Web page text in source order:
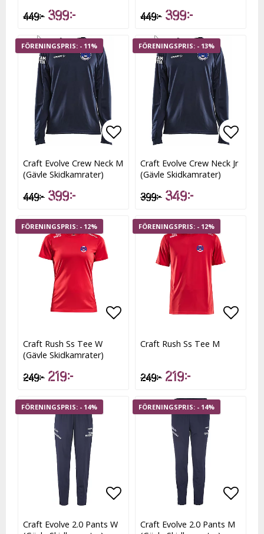
449 kr 399 kr 449 kr 399 kr
- 11%
Lägg till i favoritlistan
Craft Evolve Crew Neck M
(Gävle Skidkamrater)
449 kr 399 kr
- 13%
Craft Evolve Crew Neck Jr
(Gävle Skidkamrater)
399 kr 349 kr
- 12%
Lägg till i favoritlistan
Craft Rush Ss Tee W
(Gävle Skidkamrater)
249 kr 219 kr
- 12%
Craft Rush Ss Tee M
249 kr 219 kr
- 14%
Lägg till i favoritlistan
Craft Evolve 2.0 Pants W
- 14%
Craft Evolve 2.0 Pants M